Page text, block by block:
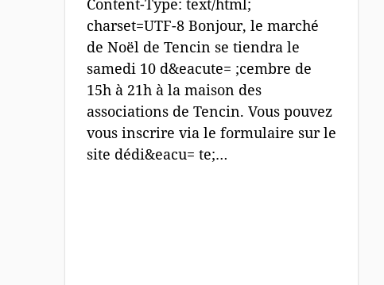
charset=UTF-8 Bonjour, le marché
de Noël de Tencin se tiendra le
samedi 10 d&eacute= ;cembre de
15h à 21h à la maison des
associations de Tencin. Vous pouvez
vous inscrire via le formulaire sur le
site dédi&eacu= te;…